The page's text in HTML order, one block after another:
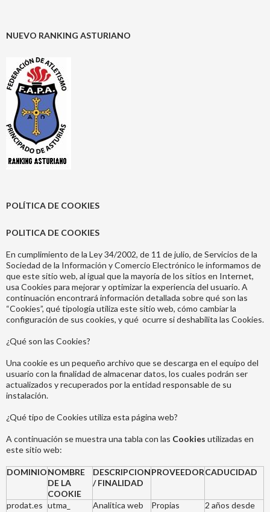
NUEVO RANKING ASTURIANO
POLÍTICA DE COOKIES
POLITICA DE COOKIES
En cumplimiento de la Ley 34/2002, de 11 de julio, de Servicios de la
Sociedad de la Información y Comercio Electrónico le informamos de
que este sitio web, al igual que la mayoría de los sitios en Internet,
usa Cookies para mejorar y optimizar la experiencia del usuario. A
continuación encontrará información detallada sobre qué son las
“Cookies”, qué tipología utiliza este sitio web, cómo cambiar la
configuración de sus cookies, y qué ocurre si deshabilita las Cookies.
¿Qué son las Cookies?
Una cookie es un pequeño archivo que se descarga en el equipo del
usuario con la finalidad de almacenar datos, los cuales podrán ser
actualizados y recuperados por la entidad responsable de su
instalación.
¿Qué tipo de Cookies utiliza esta página web?
A continuación se muestra una tabla con las Cookies utilizadas en
este sitio web:
DOMINIONOMBRE
DE LA
COOKIE
DESCRIPCION
/ FINALIDAD
PROVEEDORCADUCIDAD
prodat.es utma_ Analitica web Propias
2 años desde